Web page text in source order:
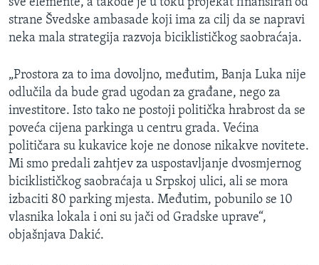
sve elemente, a takođe je u toku projekat finansiran od
strane Švedske ambasade koji ima za cilj da se napravi
neka mala strategija razvoja biciklističkog saobraćaja.
„Prostora za to ima dovoljno, međutim, Banja Luka nije
odlučila da bude grad ugodan za građane, nego za
investitore. Isto tako ne postoji politička hrabrost da se
poveća cijena parkinga u centru grada. Većina
političara su kukavice koje ne donose nikakve novitete.
Mi smo predali zahtjev za uspostavljanje dvosmjernog
biciklističkog saobraćaja u Srpskoj ulici, ali se mora
izbaciti 80 parking mjesta. Međutim, pobunilo se 10
vlasnika lokala i oni su jači od Gradske uprave“,
objašnjava Dakić.